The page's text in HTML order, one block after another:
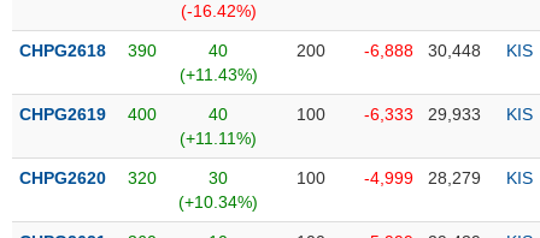
sơ
doanh
Tin
sự
(-16.42%)
CHPG2618 390
40
(+11.43%)
200 -6,888 30,448 KIS
CHPG2619 400
40
(+11.11%)
100 -6,333 29,933 KIS
CHPG2620 320
30
(+10.34%)
100 -4,999 28,279 KIS
VẬT
CÔNG